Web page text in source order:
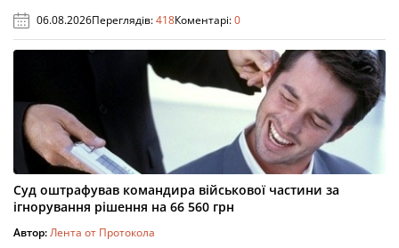
06.08.2026Переглядів:418Коментарі:0
Суд оштрафував командира військової частини за
ігнорування рішення на 66 560 грн
Автор:Лента от Протокола